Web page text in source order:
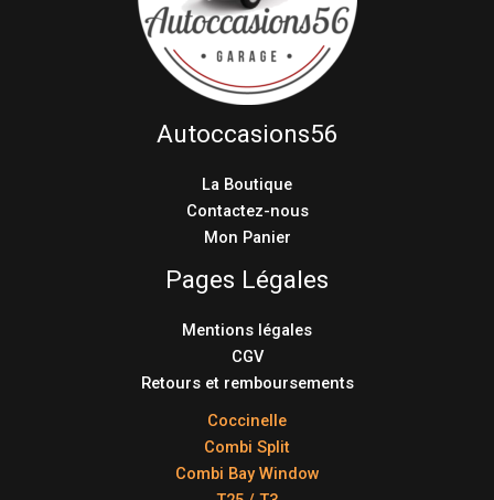
Autoccasions56
La Boutique
Contactez-nous
Mon Panier
Pages Légales
Mentions légales
CGV
Retours et remboursements
Coccinelle
Combi Split
Combi Bay Window